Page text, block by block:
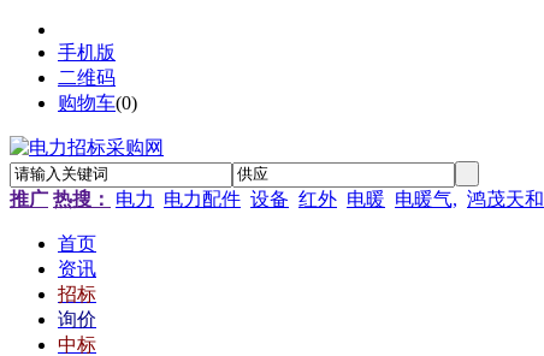
手机版
二维码
购物车(0)
推广 热搜： 电力 电力配件 设备 红外 电暖 电暖气, 鸿茂天和
首页
资讯
招标
询价
中标